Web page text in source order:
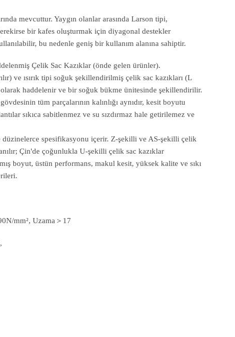
mevcuttur. Yaygın olanlar arasında Larson tipi,
bir kafes oluşturmak için diyagonal destekler
bu nedenle geniş bir kullanım alanına sahiptir.
Çelik Sac Kazıklar (önde gelen ürünler).
ve ısırık tipi soğuk şekillendirilmiş çelik sac kazıkları (L
haddelenir ve bir soğuk bükme ünitesinde şekillendirilir.
tüm parçalarının kalınlığı aynıdır, kesit boyutu
sıkıca sabitlenmez ve su sızdırmaz hale getirilemez ve
düzinelerce spesifikasyonu içerir. Z-şekilli ve AS-şekilli çelik
Çin'de çoğunlukla U-şekilli çelik sac kazıklar
boyut, üstün performans, makul kesit, yüksek kalite ve sıkı
mm², Uzama＞17